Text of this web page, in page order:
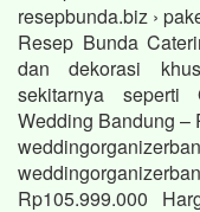
resepbunda.biz ›
Resep Bunda
dan dekorasi
sekitarnya seperti
Wedding Bandung –
Rp105.999.000